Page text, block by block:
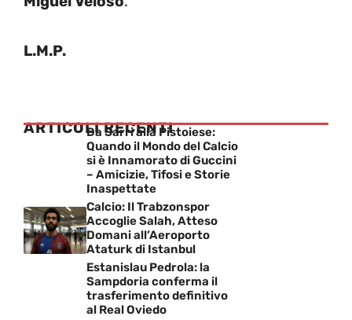
L.M.P.
ARTICOLI RECENTI
Da Sarri alla Pistoiese:
Quando il Mondo del Calcio
si è Innamorato di Guccini
– Amicizie, Tifosi e Storie
Inaspettate
Calcio: Il Trabzonspor
Accoglie Salah, Atteso
Domani all’Aeroporto
Ataturk di Istanbul
Estanislau Pedrola: la
Sampdoria conferma il
trasferimento definitivo
al Real Oviedo